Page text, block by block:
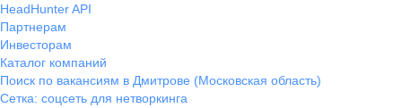
HeadHunter API
Партнерам
Инвесторам
Каталог компаний
Поиск по вакансиям в Дмитрове (Московская область)
Сетка: соцсеть для нетворкинга